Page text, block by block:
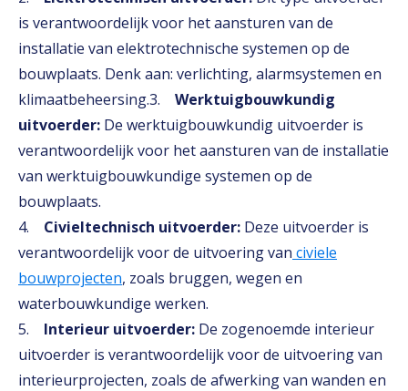
is verantwoordelijk voor het aansturen van de
installatie van elektrotechnische systemen op de
bouwplaats. Denk aan: verlichting, alarmsystemen en
klimaatbeheersing.3. Werktuigbouwkundig
uitvoerder: De werktuigbouwkundig uitvoerder is
verantwoordelijk voor het aansturen van de installatie
van werktuigbouwkundige systemen op de
bouwplaats.
4. Civieltechnisch uitvoerder: Deze uitvoerder is
verantwoordelijk voor de uitvoering van civiele
bouwprojecten, zoals bruggen, wegen en
waterbouwkundige werken.
5. Interieur uitvoerder: De zogenoemde interieur
uitvoerder is verantwoordelijk voor de uitvoering van
interieurprojecten, zoals de afwerking van wanden en